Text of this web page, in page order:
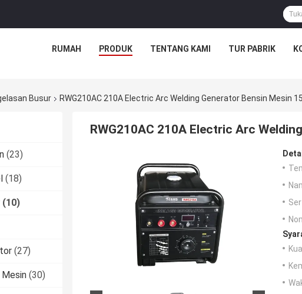
RUMAH PRODUK TENTANG KAMI TUR PABRIK
Busur RWG210AC 210A Electric Arc Welding Generator Bensin Mesin
(23)
(18)
(10)
(27)
Mesin (30)
RWG210AC 210A Electric Arc